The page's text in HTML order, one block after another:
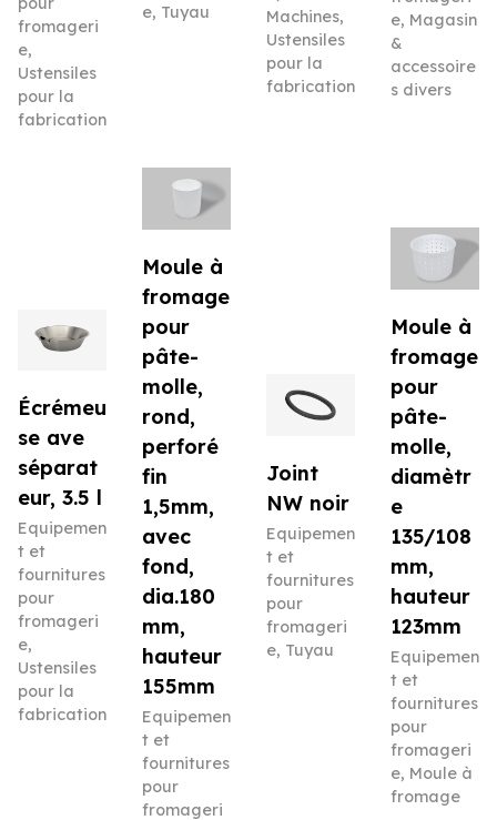
fromageri
e,
Ustensiles
pour la
fabrication
e, Tuyau
Machines,
Ustensiles
pour la
fabrication
e, Magasin
&
accessoire
s divers
Écrémeu
se ave
séparat
eur, 3.5 l
Equipemen
t et
fournitures
pour
fromageri
e,
Ustensiles
pour la
fabrication
Moule à
fromage
pour
pâte-
molle,
rond,
perforé
fin
1,5mm,
avec
fond,
dia.180
mm,
hauteur
155mm
Equipemen
t et
fournitures
pour
fromageri
Joint
NW noir
Equipemen
t et
fournitures
pour
fromageri
e, Tuyau
Moule à
fromage
pour
pâte-
molle,
diamètr
e
135/108
mm,
hauteur
123mm
Equipemen
t et
fournitures
pour
fromageri
e, Moule à
fromage